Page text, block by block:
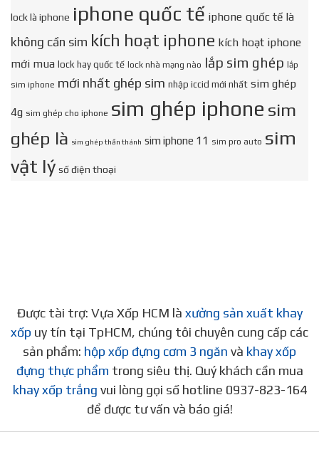
lock là iphone iphone quốc tế iphone quốc tế là
không cần sim kích hoạt iphone kích hoạt iphone
mới mua lock hay quốc tế lock nhà mạng nào lắp sim ghép lắp
sim iphone mới nhất ghép sim nhập iccid mới nhất sim ghép
4g sim ghép cho iphone sim ghép iphone sim
ghép là sim ghép thần thánh sim iphone 11 sim pro auto sim
vật lý số điện thoại
Được tài trợ: Vựa Xốp HCM là xưởng sản xuất khay
xốp uy tín tại TpHCM, chúng tôi chuyên cung cấp các
sản phẩm: hộp xốp đựng cơm 3 ngăn và khay xốp
đựng thực phẩm trong siêu thị. Quý khách cần mua
khay xốp trắng vui lòng gọi số hotline 0937-823-164
để được tư vấn và báo giá!